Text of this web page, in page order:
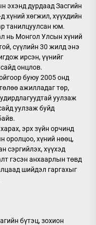
эхэнд дурдаад Засгийн
хүний хөгжил, хүүхдийн
танилцуулсан юм.
нь Монгол Улсын хүний
сүүлийн 30 жилд энэ
ирсэн, үүнийг
онцлов.
буюу 2005 онд
ажилладаг төр,
уулзаж
уулзаж буйд
эрх зүйн орчинд
оролцоо, хүний нөөц,
сэргийлэх, хүүхэд
гэсэн анхаарлын төвд
шийдэл гаргахыг
бүтэц, зохион